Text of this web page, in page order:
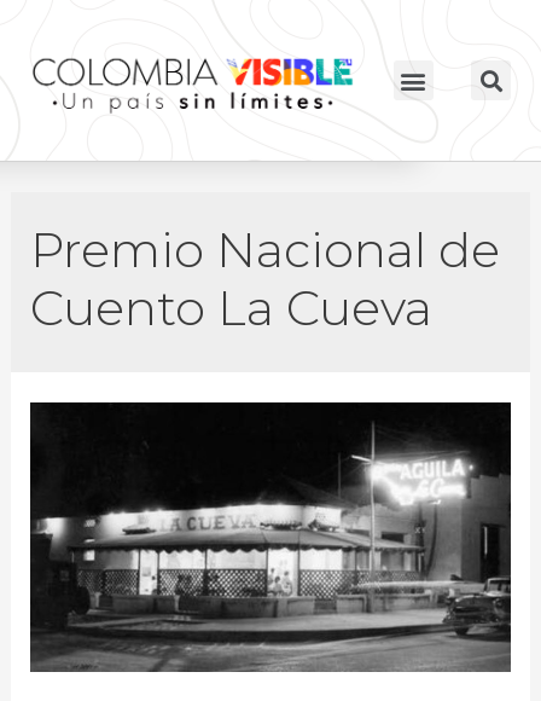
Premio Nacional de
Cuento La Cueva